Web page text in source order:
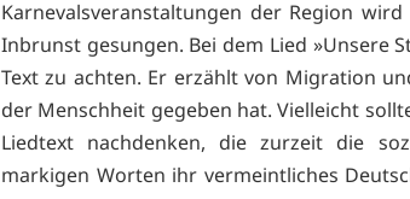
Karnevalsveranstaltungen der Region
Inbrunst gesungen. Bei dem Lied »Unsere
Text zu achten. Er erzählt von Migration
der Menschheit gegeben hat. Vielleicht
Liedtext nachdenken, die zurzeit die
markigen Worten ihr vermeintliches